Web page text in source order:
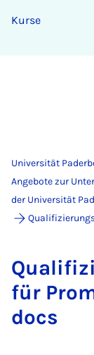
Kur­se
Universität
Angebote zur
der Universität
für
docs